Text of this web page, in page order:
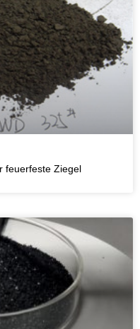
feuerfeste Ziegel